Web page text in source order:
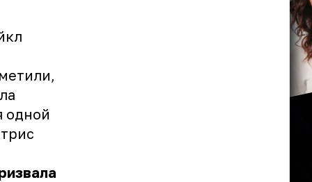
одной